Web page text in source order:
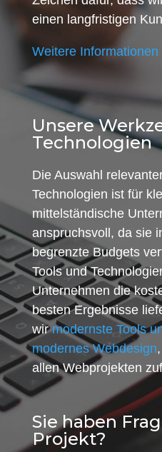
einen langfristigen
Weitere
Unsere
Technologien
Die Auswahl
Technologien ist für
mittelständische
anspruchsvoll, da sie
begrenzte Budgets
Tools und
Unternehmen die
besten Ergebnisse
wirmodernste Tools
modernes Webdesign
allen Webprojekten
Sie haben
Projekt?